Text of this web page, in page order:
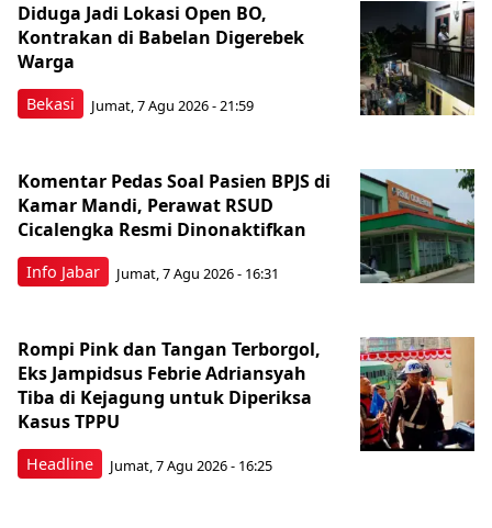
Bekasi
Diduga Jadi Lokasi Open BO,
Kontrakan di Babelan Digerebek
Warga
Jumat, 7 Agu 2026 - 21:59
Info Jabar
Komentar Pedas Soal Pasien BPJS di
Kamar Mandi, Perawat RSUD
Cicalengka Resmi Dinonaktifkan
Jumat, 7 Agu 2026 - 16:31
Headline
Rompi Pink dan Tangan Terborgol,
Eks Jampidsus Febrie Adriansyah
Tiba di Kejagung untuk Diperiksa
Kasus TPPU
Jumat, 7 Agu 2026 - 16:25